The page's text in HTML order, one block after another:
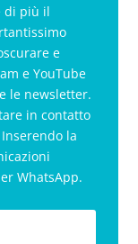
di più il
e
e YouTube
le newsletter.
in contatto
la
WhatsApp.